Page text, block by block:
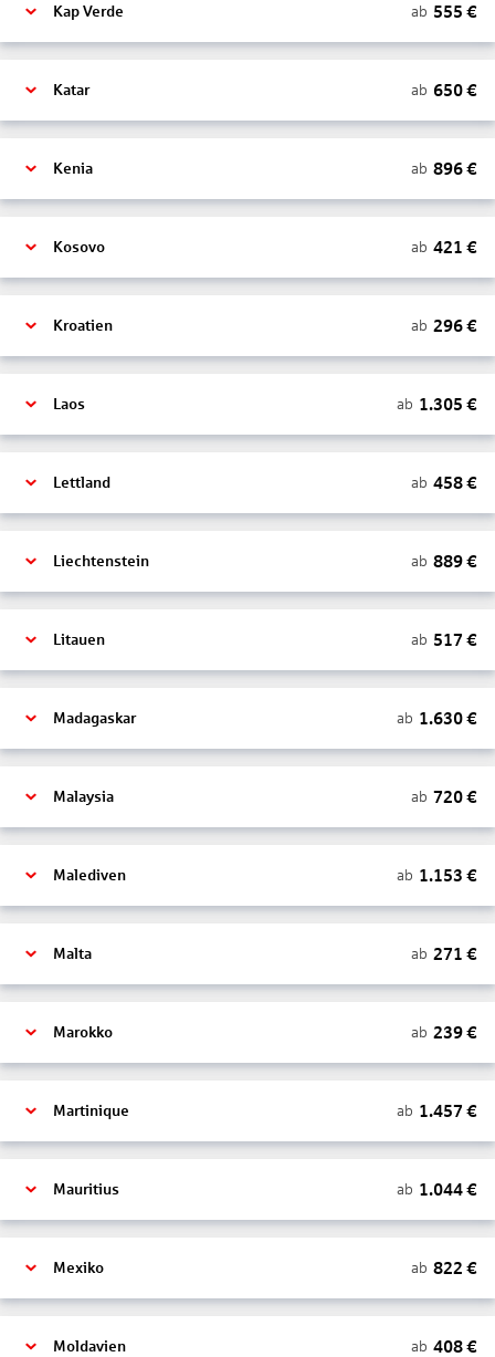
Kap Verde ab 555 €
Katar ab 650€
Kenia ab 896€
Kosovo ab 421 €
Kroatien ab 296€
Laos ab 1.305 €
Lettland ab 458€
Liechtenstein ab 889€
Litauen ab 517 €
Madagaskar ab 1.630€
Malaysia ab 720€
Malediven ab 1.153 €
Malta ab 271 €
Marokko ab 239€
Martinique ab 1.457 €
Mauritius ab 1.044€
Mexiko ab 822 €
Moldavien ab 408€